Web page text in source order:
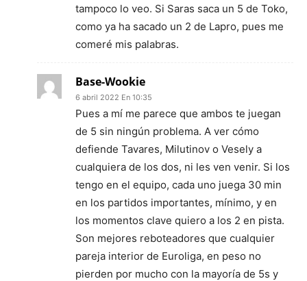
tampoco lo veo. Si Saras saca un 5 de Toko,
como ya ha sacado un 2 de Lapro, pues me
comeré mis palabras.
Base-Wookie
6 abril 2022 En 10:35
Pues a mí me parece que ambos te juegan
de 5 sin ningún problema. A ver cómo
defiende Tavares, Milutinov o Vesely a
cualquiera de los dos, ni les ven venir. Si los
tengo en el equipo, cada uno juega 30 min
en los partidos importantes, mínimo, y en
los momentos clave quiero a los 2 en pista.
Son mejores reboteadores que cualquier
pareja interior de Euroliga, en peso no
pierden por mucho con la mayoría de 5s y